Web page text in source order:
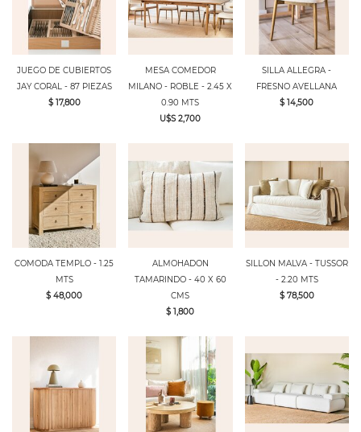
JUEGO DE CUBIERTOS
JAY CORAL - 87 PIEZAS
$ 17,800
MESA COMEDOR
MILANO - ROBLE - 2.45 X
0.90 MTS
U$S 2,700
SILLA ALLEGRA -
FRESNO AVELLANA
$ 14,500
COMODA TEMPLO - 1.25
MTS
$ 48,000
ALMOHADON
TAMARINDO - 40 X 60
CMS
$ 1,800
SILLON MALVA - TUSSOR
- 2.20 MTS
$ 78,500